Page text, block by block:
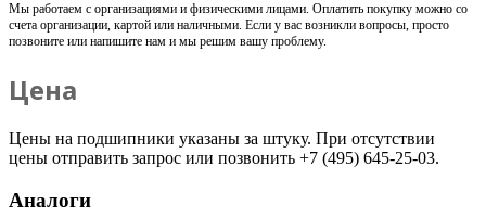
Мы работаем с организациями и физическими лицами. Оплатить покупку можно со
счета организации, картой или наличными. Если у вас возникли вопросы, просто
позвоните или напишите нам и мы решим вашу проблему.
Цена
Цены на подшипники указаны за штуку. При отсутствии
цены отправить запрос или позвонить +7 (495) 645-25-03.
Аналоги